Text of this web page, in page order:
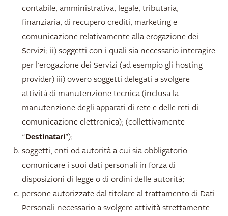
contabile, amministrativa, legale, tributaria,
finanziaria, di recupero crediti, marketing e
comunicazione relativamente alla erogazione dei
Servizi; ii) soggetti con i quali sia necessario interagire
per l'erogazione dei Servizi (ad esempio gli hosting
provider) iii) ovvero soggetti delegati a svolgere
attività di manutenzione tecnica (inclusa la
manutenzione degli apparati di rete e delle reti di
comunicazione elettronica); (collettivamente
“Destinatari”);
soggetti, enti od autorità a cui sia obbligatorio
comunicare i suoi dati personali in forza di
disposizioni di legge o di ordini delle autorità;
persone autorizzate dal titolare al trattamento di Dati
Personali necessario a svolgere attività strettamente